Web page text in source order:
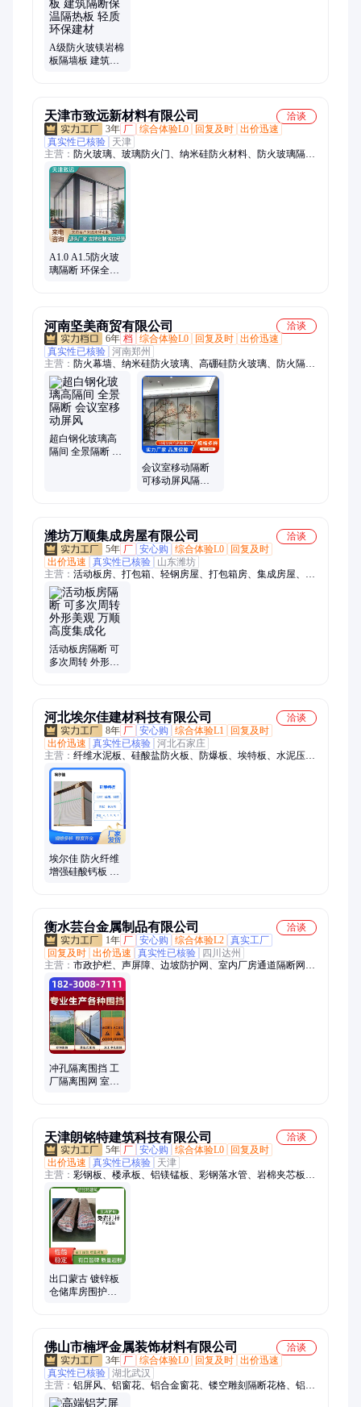
钢玻镁夹心板、聚氨酯玻璃棉夹心板、硅岩净化夹心板、防火保
温板、双面彩钢板、防火玻镁彩钢复合板、防潮保温板、风管
板、硅岩夹芯板、夹心板、冷库保温板、聚氨酯夹芯板、不老泡
夹芯板、硫氧镁夹芯板
A级防火玻镁岩棉
板隔墙板 建筑隔
天津市致远新材料有限公司
洽谈
3年 厂 综合体验L0 回复及时 出价迅速
真实性已核验
天津
主营： 防火玻璃、玻璃防火门、纳米硅防火材料、防火玻璃隔
断、纳米硅防火玻璃、A类防火玻璃、钢制防火型材
A1.0 A1.5防火玻
璃隔断 环保全钢
河南坚美商贸有限公司
洽谈
6年 档 综合体验L0 回复及时 出价迅速
真实性已核验 河南郑州
主营： 防火幕墙、纳米硅防火玻璃、高硼硅防火玻璃、防火隔
断、全钢防火玻璃隔断、防火玻璃隔断、单玻防火隔断、酒店移
动隔断、商场防火玻璃隔断、办公楼防火玻璃隔断、钢化防火玻
璃隔断、玻璃隔断、活动隔断、高硼硅防火隔断、隐框玻璃隔
断、卫生间玻璃隔断门、折叠隔断、高应力防火玻璃、钢制挂
板、复合防火玻璃、隔热防火玻璃、防火玻璃、医院玻璃隔墙、
玻璃隔墙、活动屏风
超白钢化玻璃高
隔间 全景隔断 会
会议室移动隔断
可移动屏风隔音
潍坊万顺集成房屋有限公司
洽谈
5年 厂 安心购 综合体验L0
回复及时
出价迅速
真实性已核验
山东潍坊
主营： 活动板房、打包箱、轻钢房屋、打包箱房、集成房屋、装
配式箱房、彩钢板房、工地宿舍、快拼箱、工地办公室、网红
箱、折叠箱房
活动板房隔断 可
多次周转 外形美
河北埃尔佳建材科技有限公司
洽谈
8年 厂 安心购 综合体验L1
回复及时
出价迅速
真实性已核验 河北石家庄
主营： 纤维水泥板、硅酸盐防火板、防爆板、埃特板、水泥压力
板、硅酸钙板、抗爆板、无机预涂板、穿孔吸音板、水泥纤维装
饰板、高密度纤维水泥板、硅酸盐泄压板、纤维水泥泄爆板、纤
维水泥复合钢板、LOFT钢结构夹层楼板、通体纤维水泥板、纤
维水泥微晶石栈道板、纤维增强硅酸盐防火板、架空隔热板凳、
纤维水泥木纹外墙挂板、自洁纤维水泥板
埃尔佳 防火纤维
增强硅酸钙板 内
衡水芸台金属制品有限公司
洽谈
1年 厂 安心购 综合体验L2 真实工厂
回复及时 出价迅速 真实性已核验
四川达州
主营： 市政护栏、声屏障、边坡防护网、室内厂房通道隔断网、
施工围挡、球场围网、公路护栏、石笼网、刀片刺绳、防抛网、
钢板网护栏
冲孔隔离围挡 工
厂隔离围网 室内
天津朗铭特建筑科技有限公司
洽谈
5年 厂 安心购 综合体验L0
回复及时
出价迅速
真实性已核验
天津
主营： 彩钢板、楼承板、铝镁锰板、彩钢落水管、岩棉夹芯板、
穿孔板、天沟水沟
出口蒙古 镀锌板
仓储库房围护隔
佛山市楠坪金属装饰材料有限公司
洽谈
3年 厂 综合体验L0 回复及时 出价迅速
真实性已核验 湖北武汉
主营： 铝屏风、铝窗花、铝合金窗花、镂空雕刻隔断花格、铝格
栅、铝挂落、铝合金屏风、铝护栏、铝合金护栏、铝花格、铝合